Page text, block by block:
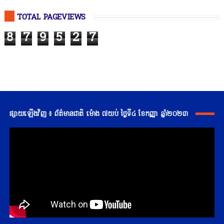
TOTAL PAGEVIEWS
8 7 9 5 2 7
ផ្សាយឡើងវិញ ៖ ព័ត៌មានជាតិ ម៉ោង ៧យប់ ថ្ងៃទី៤ ខែកញ្ញា ឆ្នាំ២០២៣